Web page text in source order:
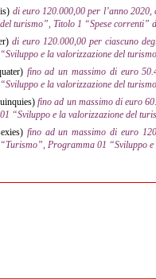
di euro 120.000,00 per l’anno
del turismo”, Titolo 1 “Spese correnti”
di euro 120.000,00 per ciascuno
“Sviluppo e la valorizzazione del
fino ad un massimo di euro
“Sviluppo e la valorizzazione del
fino ad un massimo di euro
01 “Sviluppo e la valorizzazione del
fino ad un massimo di euro
“Turismo”, Programma 01 “Sviluppo